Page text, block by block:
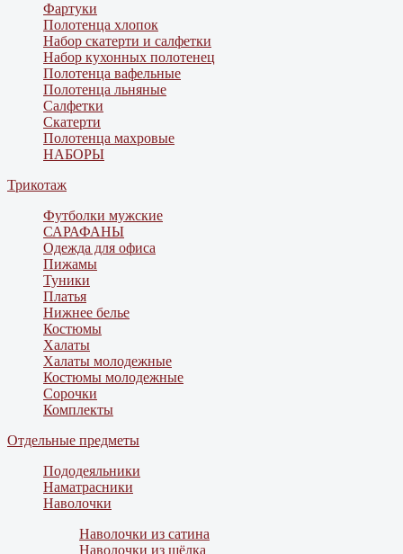
Фартуки
Полотенца хлопок
Набор скатерти и салфетки
Набор кухонных полотенец
Полотенца вафельные
Полотенца льняные
Салфетки
Скатерти
Полотенца махровые
НАБОРЫ
Трикотаж
Футболки мужские
САРАФАНЫ
Одежда для офиса
Пижамы
Туники
Платья
Нижнее белье
Костюмы
Халаты
Халаты молодежные
Костюмы молодежные
Сорочки
Комплекты
Отдельные предметы
Пододеяльники
Наматрасники
Наволочки
Наволочки из сатина
Наволочки из шёлка